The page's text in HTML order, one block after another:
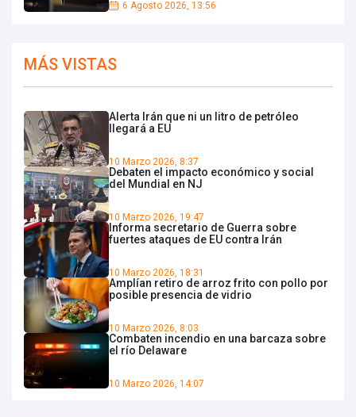
6 Agosto 2026, 13:56
MÁS VISTAS
Alerta Irán que ni un litro de petróleo
llegará a EU
10 Marzo 2026, 8:37
Debaten el impacto económico y social
del Mundial en NJ
10 Marzo 2026, 19:47
Informa secretario de Guerra sobre
fuertes ataques de EU contra Irán
10 Marzo 2026, 18:31
Amplían retiro de arroz frito con pollo por
posible presencia de vidrio
10 Marzo 2026, 8:03
Combaten incendio en una barcaza sobre
el río Delaware
10 Marzo 2026, 14:07